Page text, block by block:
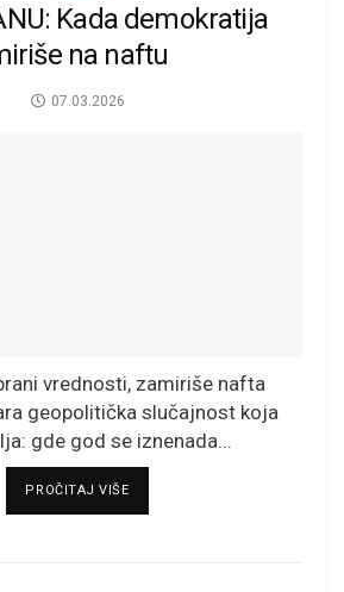
Kada demokratija
na naftu
07.03.2026
vrednosti, zamiriše nafta
geopolitička slučajnost koja
gde god se iznenada...
PROČITAJ VIŠEDETAILS